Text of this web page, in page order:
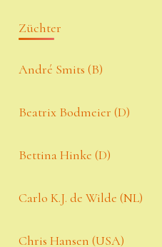
Züchter
André Smits (B)
Beatrix Bodmeier (D)
Bettina Hinke (D)
Carlo K.J. de Wilde (NL)
Chris Hansen (USA)